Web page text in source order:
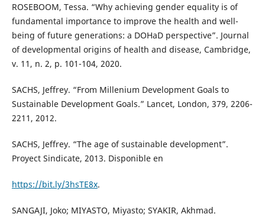
ROSEBOOM, Tessa. “Why achieving gender equality is of
fundamental importance to improve the health and well-
being of future generations: a DOHaD perspective”. Journal
of developmental origins of health and disease, Cambridge,
v. 11, n. 2, p. 101-104, 2020.
SACHS, Jeffrey. “From Millenium Development Goals to
Sustainable Development Goals.” Lancet, London, 379, 2206-
2211, 2012.
SACHS, Jeffrey. “The age of sustainable development”.
Proyect Sindicate, 2013. Disponible en
https://bit.ly/3hsTE8x.
SANGAJI, Joko; MIYASTO, Miyasto; SYAKIR, Akhmad.